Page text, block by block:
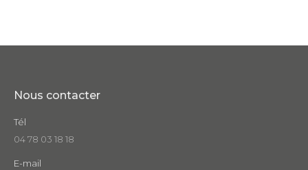
Nous contacter
Tél
04 78 03 18 18
E-mail